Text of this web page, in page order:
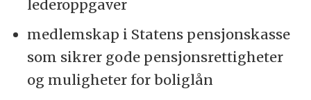
lederoppgaver
medlemskap i Statens pensjonskasse
som sikrer gode pensjonsrettigheter
og muligheter for boliglån